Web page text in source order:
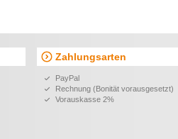
Zahlungsarten
PayPal
Rechnung (Bonität vorausgesetzt)
Vorauskasse 2%